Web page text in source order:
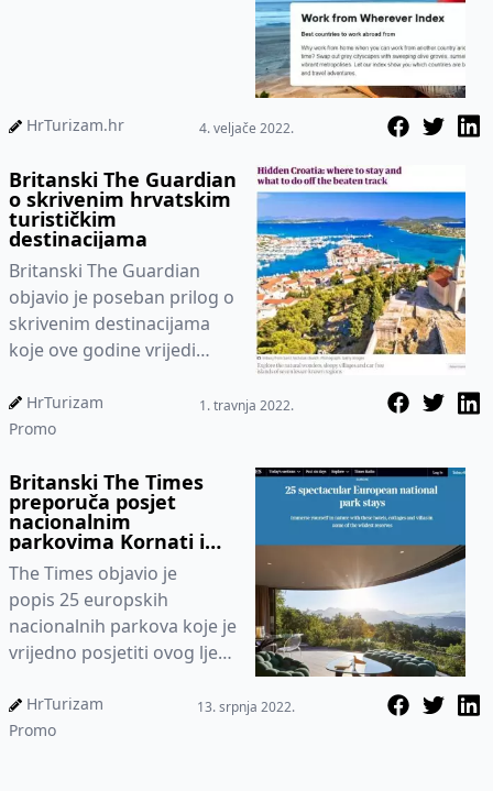
HrTurizam.hr 4. veljače 2022.
Britanski The Guardian
o skrivenim hrvatskim
turističkim
destinacijama
Britanski The Guardian
objavio je poseban prilog o
skrivenim destinacijama
koje ove godine vrijedi
priloga posvećen
je Hrvats...
HrTurizam
Promo
1. travnja 2022.
Britanski The Times
preporuča posjet
nacionalnim
parkovima Kornati i
Brijuni
The Times objavio je
popis 25 europskih
nacionalnih parkova koje je
vrijedno posjetiti ovog ljeta
smještajne ponude
HrTurizam
Promo
13. srpnja 2022.